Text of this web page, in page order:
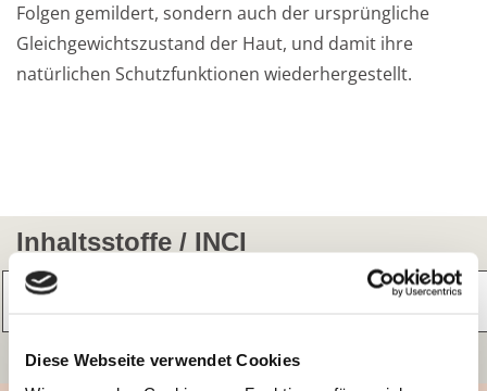
Diese Webseite verwendet Cookies
Folgen gemildert, sondern auch der ursprüngliche
Gleichgewichtszustand der Haut, und damit ihre
natürlichen Schutzfunktionen wiederhergestellt.
Inhaltsstoffe / INCI
Informationen zum INCI-Service